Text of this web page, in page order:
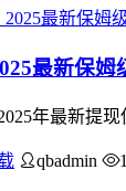
最新保姆
年最新提
qbadmin